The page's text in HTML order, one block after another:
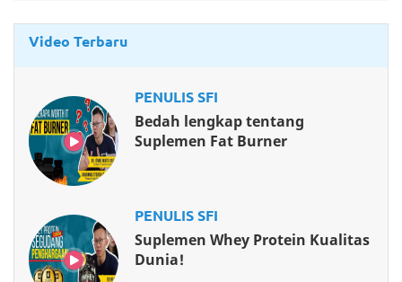
Video Terbaru
PENULIS SFI
Bedah lengkap tentang
Suplemen Fat Burner
PENULIS SFI
Suplemen Whey Protein Kualitas
Dunia!